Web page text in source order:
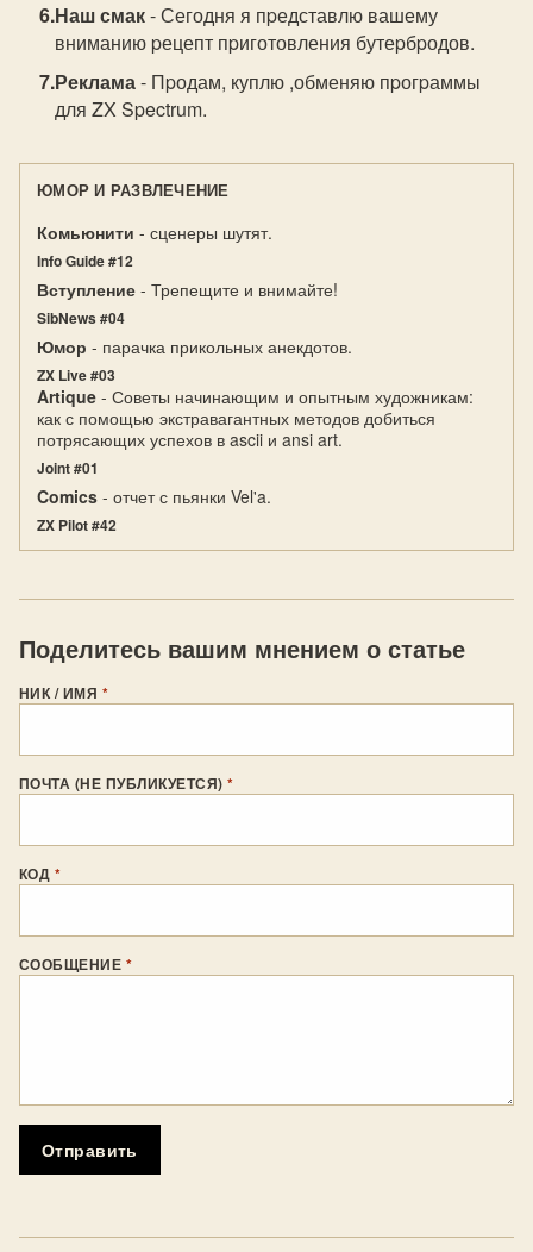
Наш смак- Сегодня я пpедставлю вашему
вниманию pецепт пpиготовления бутеpбpодов.
Реклама- Пpодам, куплю ,обменяю пpогpаммы
для ZX Spectrum.
ЮМОР И РАЗВЛЕЧЕНИЕ
Комьюнити - сценеры шутят.
Info Guide #12
Вступление - Трепещите и внимайте!
SibNews #04
Юмор - парачка прикольных анекдотов.
ZX Live #03
Artique - Советы начинающим и опытным художникам:
как с помощью экстравагантных методов добиться
потрясающих успехов в ascii и ansi art.
Joint #01
Comics - отчет с пьянки Vel'a.
ZX Pilot #42
Поделитесь вашим мнением о статье
НИК / ИМЯ *
ПОЧТА (НЕ ПУБЛИКУЕТСЯ)*
КОД *
СООБЩЕНИЕ *
Отправить